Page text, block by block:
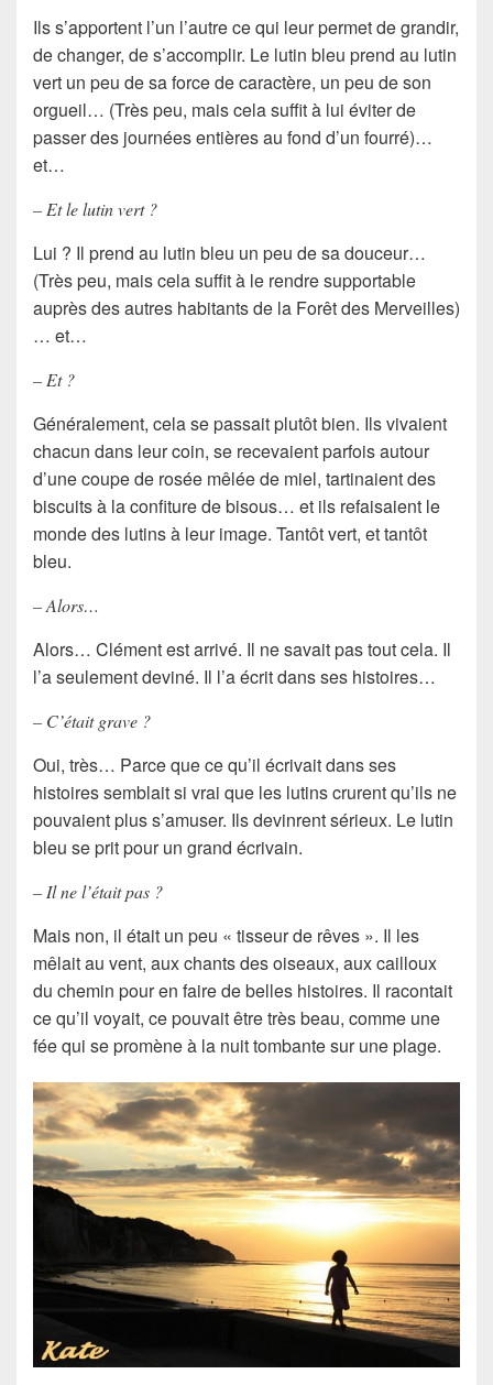
Ils s’apportent l’un l’autre ce qui leur permet de grandir,
de changer, de s’accomplir. Le lutin bleu prend au lutin
vert un peu de sa force de caractère, un peu de son
orgueil… (Très peu, mais cela suffit à lui éviter de
passer des journées entières au fond d’un fourré)…
et…
– Et le lutin vert ?
Lui ? Il prend au lutin bleu un peu de sa douceur…
(Très peu, mais cela suffit à le rendre supportable
auprès des autres habitants de la Forêt des Merveilles)
… et…
– Et ?
Généralement, cela se passait plutôt bien. Ils vivaient
chacun dans leur coin, se recevaient parfois autour
d’une coupe de rosée mêlée de miel, tartinaient des
biscuits à la confiture de bisous… et ils refaisaient le
monde des lutins à leur image. Tantôt vert, et tantôt
bleu.
– Alors…
Alors… Clément est arrivé. Il ne savait pas tout cela. Il
l’a seulement deviné. Il l’a écrit dans ses histoires…
– C’était grave ?
Oui, très… Parce que ce qu’il écrivait dans ses
histoires semblait si vrai que les lutins crurent qu’ils ne
pouvaient plus s’amuser. Ils devinrent sérieux. Le lutin
bleu se prit pour un grand écrivain.
– Il ne l’était pas ?
Mais non, il était un peu « tisseur de rêves ». Il les
mêlait au vent, aux chants des oiseaux, aux cailloux
du chemin pour en faire de belles histoires. Il racontait
ce qu’il voyait, ce pouvait être très beau, comme une
fée qui se promène à la nuit tombante sur une plage.